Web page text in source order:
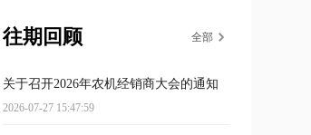
往期回顾 全部
关于召开2026年农机经销商大会的通知
2026-07-27 15:47:59